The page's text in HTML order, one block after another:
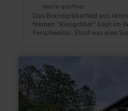
Heute geöffnet
Das Brandgräberfeld aus
Namen "Kiesgräber" liegt im
Ferschweiler. Einst war eine
erfahren
zu:
Kalkofen